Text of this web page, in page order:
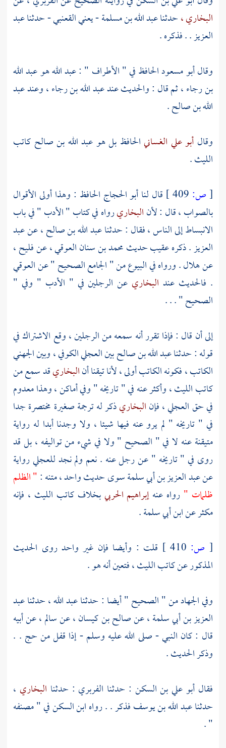
البخاري ،حدثناعبد الله بن مسلمة- يعنيالقعنبي- حدثناعبد
العزيز. . فذكره .
وقالأبو مسعودالحافظ في " الأطراف " :عبد الله هو عبد الله
بن رجاء، ثم قال : والحديث عندعبد الله بن رجاء، وعندعبد
الله بن صالح.
وقال أبو علي الغسانيالحافظ بل هوعبد الله بن صالح كاتب
الليث.
[ص: قال لناأبو الحجاج الحافظ : وهذا أولى الأقوال
بالصواب ، قال : لأنالبخاريرواه في كتاب " الأدب " في باب
الانبساط إلى الناس ، فقال : حدثناعبد الله بن صالح، عنعبد
العزيز. ذكره عقيب حديثمحمد بن سنان العوقي، عنفليح،
عنهلال. ورواه في البيوع من " الجامع الصحيح " عنالعوقي
. فالحديث عند البخاري عن الرجلين في " الأدب " وفي "
الصحيح " . . .
إلى أن قال : فإذا تقرر أنه سمعه من الرجلين ، وقع الاشتراك في
قوله : حدثناعبد الله بن صالحبينالعجلي الكوفي، وبينالجهني
الكاتب، فكونه الكاتب أولى ، لأنا تيقنا أنالبخاريقد سمع من
كاتبالليث، وأكثر عنه في " تاريخه " وفي أماكن ، وهذا معدوم
في حقالعجلي، فإنالبخاريذكر له ترجمة صغيرة مختصرة جدا
في " تاريخه " لم يرو عنه فيها شيئا ، ولا وجدنا أبدا له رواية
متيقنة عنه لا في " الصحيح " ولا في شيء من تواليفه ، بل قد
روى في " تاريخه " عن رجل عنه . نعم ولم نجدللعجليرواية
عنعبد العزيز بن أبي سلمةسوى حديث واحد ، متنه :" الظلم
ظلمات " رواه عنهإبراهيم الحربيبخلاف كاتب الليث ، فإنه
مكثر عنابن أبي سلمة.
[ ص:
قلت : وأيضا فإن غير واحد روى الحديث
المذكور عن كاتبالليث، فتعين أنه هو .
وفي الجهاد من " الصحيح " أيضا : حدثناعبد الله، حدثناعبد
العزيز بن أبي سلمة، عنصالح بن كيسان، عنسالم، عن أبيه
قال : كان النبي - صلى الله عليه وسلم - إذا قفل من حج . .
وذكر الحديث .
فقال أبو علي بن السكن : حدثنا الفربري : حدثنا البخاري ،
حدثناعبد الله بن يوسففذكر . . رواهابن السكنفي " مصنفه
" .